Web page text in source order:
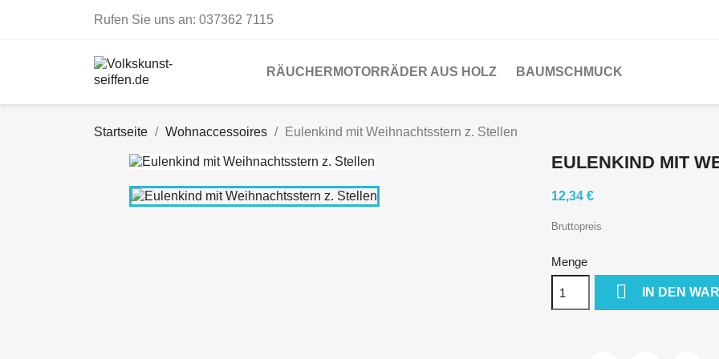
Rufen Sie uns an: 037362 7115
RÄUCHERMOTORRÄDER AUS HOLZ BAUMSCHMUCK
Startseite Wohnaccessoires Eulenkind mit Weihnachtsstern z. Stellen
EULENKIND MIT
12,34 €
Bruttopreis
Menge
 IN DEN